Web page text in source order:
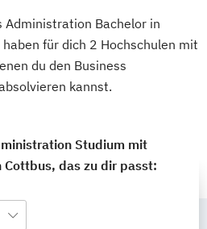
Administration Bachelor in
für dich 2 Hochschulen mit
du den Business
kannst.
Studium mit
Cottbus, das zu dir passt: